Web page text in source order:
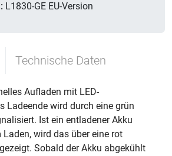
L1830-GE EU-Version
Technische Daten
Aufladen mit LED-
Ladeende wird durch eine grün
Ist ein entladener Akku
wird das über eine rot
Sobald der Akku abgekühlt